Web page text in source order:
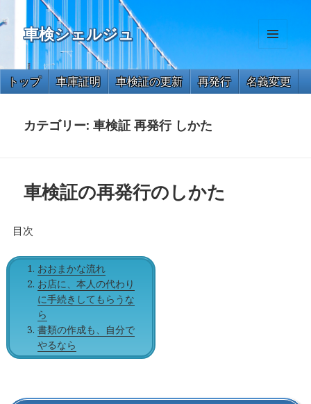
車検シェルジュ
ーとウ
ィジェ
ット
トップ 車庫証明 車検証の更新 再発行
名義変更
カテゴリー:車検証 再発行 しかた
車検証の再発行のしかた
目次
おおまかな流れ
お店に、本人の代わり
に手続きしてもらうな
ら
書類の作成も、自分で
やるなら